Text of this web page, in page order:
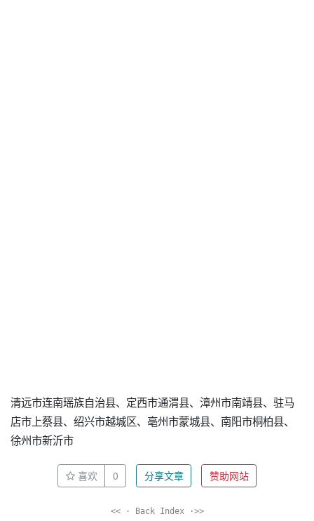
清远市连南瑶族自治县、定西市通渭县、漳州市南靖县、驻马
店市上蔡县、绍兴市越城区、亳州市蒙城县、南阳市桐柏县、
徐州市新沂市
喜欢 0 分享文章 赞助网站
<< · Back Index ·>>